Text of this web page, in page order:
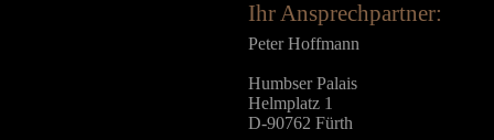
Ihr Ansprechpartner:
Peter Hoffmann
Humbser Palais
Helmplatz 1
D-90762 Fürth